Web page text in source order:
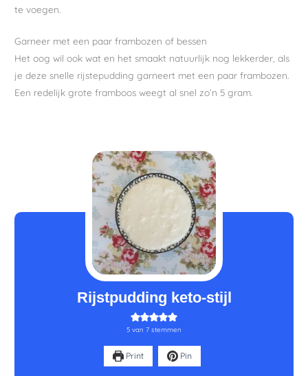
te voegen.
Garneer met een paar frambozen of bessen
Het oog wil ook wat en het smaakt natuurlijk nog lekkerder, als
je deze snelle rijstepudding garneert met een paar frambozen.
Een redelijk grote framboos weegt al snel zo’n 5 gram.
Rijstpudding keto-stijl
5 van 7 stemmen
Print Pin
minuten